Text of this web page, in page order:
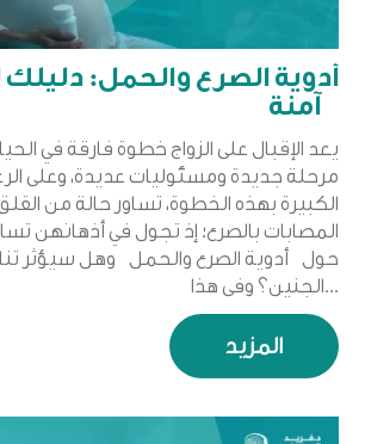
أدوية الصرع والحمل:
آمنة
يعد الإقبال على الزواج خطوة فارقة في
مرحلة جديدة ومسئوليات عديدة، وعلى
الكبيرة بهذه الخطوة، تساور حالة من
المصابات بالصرع؛ إذ تجول في أذهانهن
حول أدوية الصرع والحمل وهل سيؤثر
الجنين؟ وفي هذا...
المزيد